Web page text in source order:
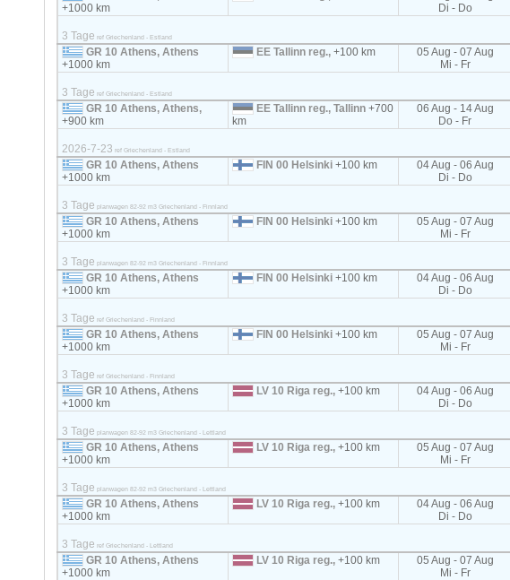
+1000 km
Di - Do
3 Tage ref Griechenland - Estland
GR 10 Athens, Athens
+1000 km
EE Tallinn reg., +100 km
05 Aug - 07 Aug
Mi - Fr
3 Tage ref Griechenland - Estland
GR 10 Athens, Athens,
+900 km
EE Tallinn reg., Tallinn +700
km
06 Aug - 14 Aug
Do - Fr
2026-7-23 ref Griechenland - Estland
GR 10 Athens, Athens
+1000 km
FIN 00 Helsinki +100 km
04 Aug - 06 Aug
Di - Do
3 Tage planwagen 82-92 m3 Griechenland - Finnland
GR 10 Athens, Athens
+1000 km
FIN 00 Helsinki +100 km
05 Aug - 07 Aug
Mi - Fr
3 Tage planwagen 82-92 m3 Griechenland - Finnland
GR 10 Athens, Athens
+1000 km
FIN 00 Helsinki +100 km
04 Aug - 06 Aug
Di - Do
3 Tage ref Griechenland - Finnland
GR 10 Athens, Athens
+1000 km
FIN 00 Helsinki +100 km
05 Aug - 07 Aug
Mi - Fr
3 Tage ref Griechenland - Finnland
GR 10 Athens, Athens
+1000 km
LV 10 Riga reg., +100 km
04 Aug - 06 Aug
Di - Do
3 Tage planwagen 82-92 m3 Griechenland - Lettland
GR 10 Athens, Athens
+1000 km
LV 10 Riga reg., +100 km
05 Aug - 07 Aug
Mi - Fr
3 Tage planwagen 82-92 m3 Griechenland - Lettland
GR 10 Athens, Athens
+1000 km
LV 10 Riga reg., +100 km
04 Aug - 06 Aug
Di - Do
3 Tage ref Griechenland - Lettland
GR 10 Athens, Athens
+1000 km
LV 10 Riga reg., +100 km
05 Aug - 07 Aug
Mi - Fr